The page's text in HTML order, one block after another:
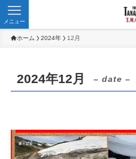
メニュー
ホーム 2024年 12月
2024年12月 – date –